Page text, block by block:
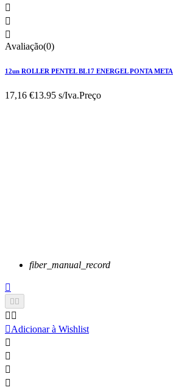



Avaliação(0)
12un ROLLER PENTEL BL17 ENERGEL PONTA
17,16 €13.95 s/Iva.Preço
fiber_manual_record


 
Adicionar à Wishlist



